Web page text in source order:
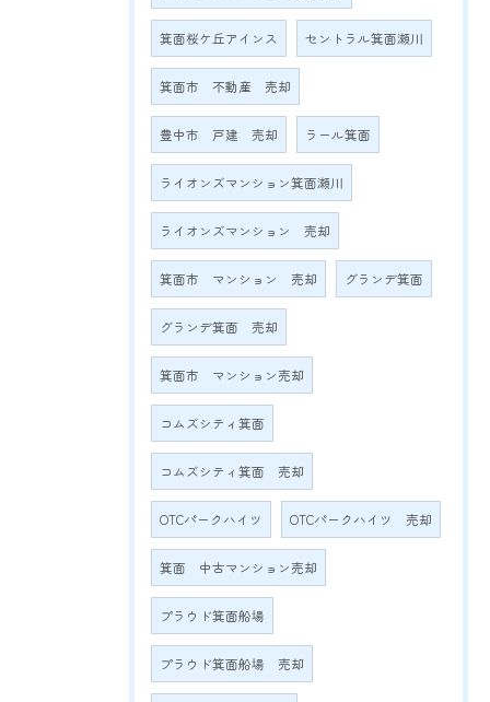
箕面桜ケ丘アインス セントラル箕面瀬川
箕面市 不動産 売却
豊中市 戸建 売却 ラール箕面
ライオンズマンション箕面瀬川
ライオンズマンション 売却
箕面市 マンション 売却 グランデ箕面
グランデ箕面 売却
箕面市 マンション売却
コムズシティ箕面
コムズシティ箕面 売却
OTCパークハイツ OTCパークハイツ 売却
箕面 中古マンション売却
プラウド箕面船場
プラウド箕面船場 売却